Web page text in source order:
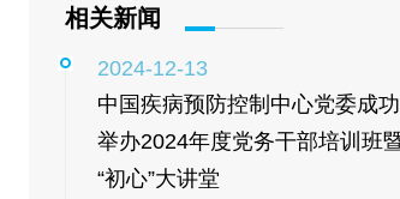
相关新闻
2024-12-13
中国疾病预防控制中心党委成功
举办2024年度党务干部培训班
“初心”大讲堂